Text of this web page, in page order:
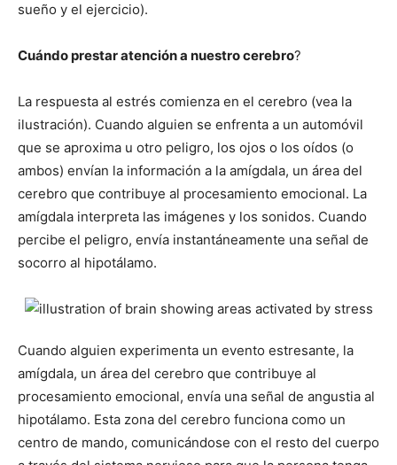
sueño y el ejercicio).
Cuándo prestar atención a nuestro cerebro?
La respuesta al estrés comienza en el cerebro (vea la
ilustración). Cuando alguien se enfrenta a un automóvil
que se aproxima u otro peligro, los ojos o los oídos (o
ambos) envían la información a la amígdala, un área del
cerebro que contribuye al procesamiento emocional. La
amígdala interpreta las imágenes y los sonidos. Cuando
percibe el peligro, envía instantáneamente una señal de
socorro al hipotálamo.
Cuando alguien experimenta un evento estresante, la
amígdala, un área del cerebro que contribuye al
procesamiento emocional, envía una señal de angustia al
hipotálamo. Esta zona del cerebro funciona como un
centro de mando, comunicándose con el resto del cuerpo